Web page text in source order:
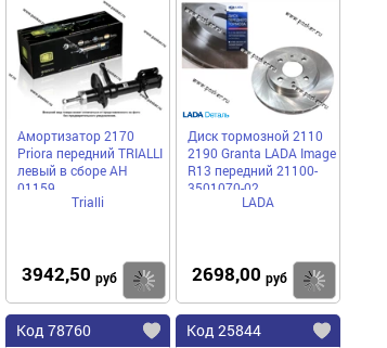
Амортизатор 2170
Priora передний TRIALLI
левый в сборе AH
01159
Trialli
3942,50 руб Купить
Диск тормозной 2110
2190 Granta LADA Image
R13 передний 21100-
3501070-02
LADA
2698,00 руб
Код 78760 Код 25844